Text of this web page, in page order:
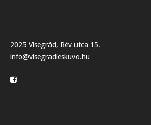
2025 Visegrád, Rév utca 15.
info@visegradieskuvo.hu